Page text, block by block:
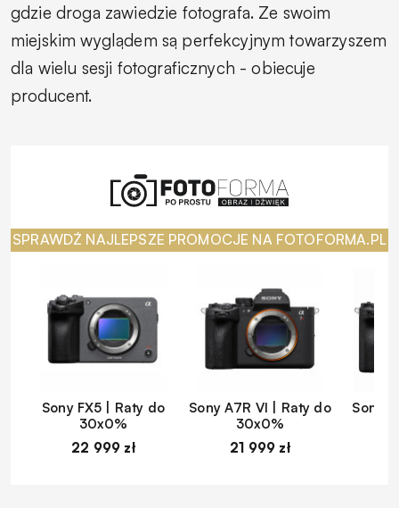
gdzie droga zawiedzie fotografa. Ze swoim
miejskim wyglądem są perfekcyjnym towarzyszem
dla wielu sesji fotograficznych - obiecuje
producent.
SPRAWDŹ NAJLEPSZE PROMOCJE NA FOTOFORMA.PL
Sony FX5 | Raty do
30x0%
22 999 zł
Sony A7R VI | Raty do
30x0%
21 999 zł
Sony